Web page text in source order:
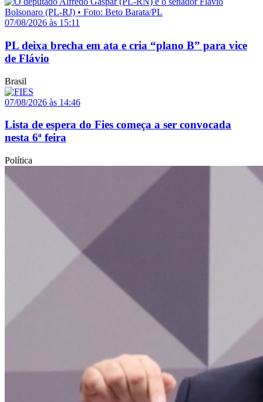
07/08/2026 às 15:11
PL deixa brecha em ata e cria “plano B” para vice
de Flávio
Brasil
07/08/2026 às 14:46
Lista de espera do Fies começa a ser convocada
nesta 6ª feira
Política